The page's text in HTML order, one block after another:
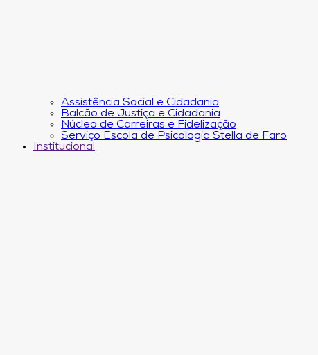
Assistência Social e Cidadania
Balcão de Justiça e Cidadania
Núcleo de Carreiras e Fidelização
Serviço Escola de Psicologia Stella de Faro
Institucional